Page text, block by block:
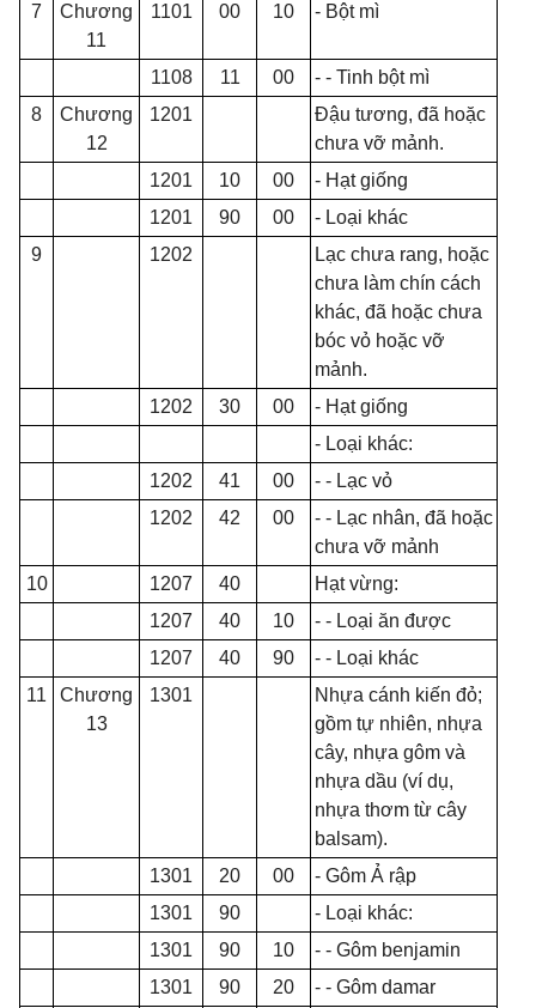
7
Chương
11
1101 00 10 - Bột mì
1108 11 00 - - Tinh bột mì
8
Chương
12
1201
Đậu tương, đã hoặc
chưa vỡ mảnh.
1201
10 00 - Hạt giống
1201
90 00
- Loại khác
9
1202
Lạc chưa rang, hoặc
chưa làm chín cách
khác, đã hoặc chưa
bóc vỏ hoặc vỡ
mảnh.
1202
30 00 - Hạt giống
- Loại khác:
1202
41 00 - - Lạc vỏ
1202
42 00
- - Lạc nhân, đã hoặc
chưa vỡ mảnh
10
1207 40
Hạt vừng:
1207
40 10
- - Loại ăn được
1207
40 90
- - Loại khác
11
Chương
13
1301
Nhựa cánh kiến đỏ;
gồm tự nhiên, nhựa
cây, nhựa gôm và
nhựa dầu (ví dụ,
nhựa thơm từ cây
balsam).
1301
20 00 - Gôm Ả rập
1301
90
- Loại khác:
1301
90 10
- - Gôm benjamin
1301
90 20
- - Gôm damar